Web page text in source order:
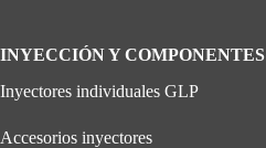
INYECCIÓN Y COMPONENTES
Inyectores individuales GLP
Accesorios inyectores